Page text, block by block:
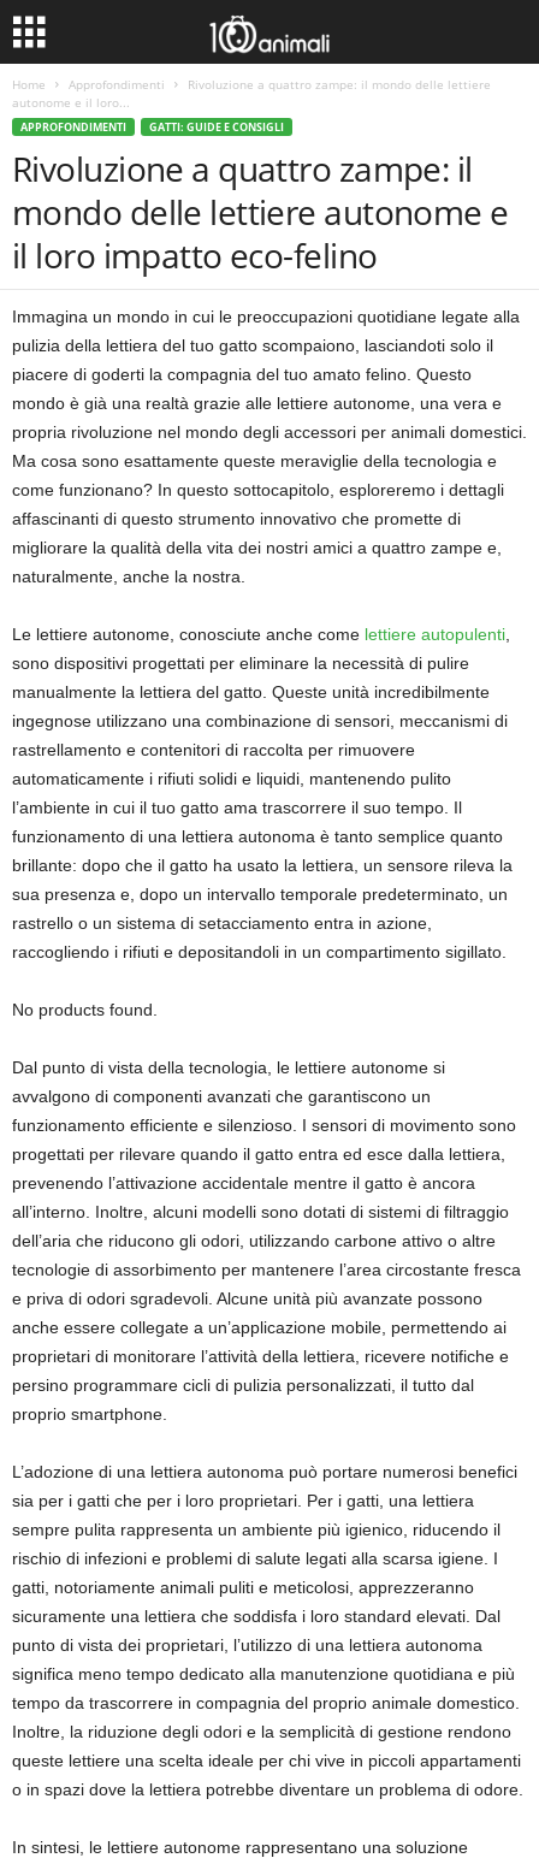
Home Approfondimenti
Rivoluzione a quattro zampe: il mondo delle lettiere
autonome e il loro...
APPROFONDIMENTI GATTI: GUIDE E CONSIGLI
Rivoluzione a quattro zampe: il
mondo delle lettiere autonome e
il loro impatto eco-felino
Immagina un mondo in cui le preoccupazioni quotidiane legate alla
pulizia della lettiera del tuo gatto scompaiono, lasciandoti solo il
piacere di goderti la compagnia del tuo amato felino. Questo
mondo è già una realtà grazie alle lettiere autonome, una vera e
propria rivoluzione nel mondo degli accessori per animali domestici.
Ma cosa sono esattamente queste meraviglie della tecnologia e
come funzionano? In questo sottocapitolo, esploreremo i dettagli
affascinanti di questo strumento innovativo che promette di
migliorare la qualità della vita dei nostri amici a quattro zampe e,
naturalmente, anche la nostra.
Le lettiere autonome, conosciute anche come lettiere autopulenti
sono dispositivi progettati per eliminare la necessità di pulire
manualmente la lettiera del gatto. Queste unità incredibilmente
ingegnose utilizzano una combinazione di sensori, meccanismi di
rastrellamento e contenitori di raccolta per rimuovere
automaticamente i rifiuti solidi e liquidi, mantenendo pulito
l’ambiente in cui il tuo gatto ama trascorrere il suo tempo. Il
funzionamento di una lettiera autonoma è tanto semplice quanto
brillante: dopo che il gatto ha usato la lettiera, un sensore rileva la
sua presenza e, dopo un intervallo temporale predeterminato, un
rastrello o un sistema di setacciamento entra in azione,
raccogliendo i rifiuti e depositandoli in un compartimento sigillato.
No products found.
Dal punto di vista della tecnologia, le lettiere autonome si
avvalgono di componenti avanzati che garantiscono un
funzionamento efficiente e silenzioso. I sensori di movimento sono
progettati per rilevare quando il gatto entra ed esce dalla lettiera,
prevenendo l’attivazione accidentale mentre il gatto è ancora
all’interno. Inoltre, alcuni modelli sono dotati di sistemi di filtraggio
dell’aria che riducono gli odori, utilizzando carbone attivo o altre
tecnologie di assorbimento per mantenere l’area circostante fresca
e priva di odori sgradevoli. Alcune unità più avanzate possono
anche essere collegate a un’applicazione mobile, permettendo ai
proprietari di monitorare l’attività della lettiera, ricevere notifiche e
persino programmare cicli di pulizia personalizzati, il tutto dal
proprio smartphone.
L’adozione di una lettiera autonoma può portare numerosi benefici
sia per i gatti che per i loro proprietari. Per i gatti, una lettiera
sempre pulita rappresenta un ambiente più igienico, riducendo il
rischio di infezioni e problemi di salute legati alla scarsa igiene. I
gatti, notoriamente animali puliti e meticolosi, apprezzeranno
sicuramente una lettiera che soddisfa i loro standard elevati. Dal
punto di vista dei proprietari, l’utilizzo di una lettiera autonoma
significa meno tempo dedicato alla manutenzione quotidiana e più
tempo da trascorrere in compagnia del proprio animale domestico.
Inoltre, la riduzione degli odori e la semplicità di gestione rendono
queste lettiere una scelta ideale per chi vive in piccoli appartamenti
o in spazi dove la lettiera potrebbe diventare un problema di odore.
In sintesi, le lettiere autonome rappresentano una soluzione